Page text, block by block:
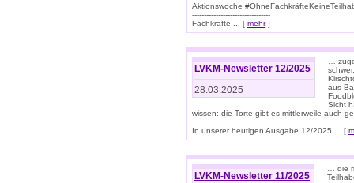
Aktionswoche
---------------------------------
Fachkräfte ... [ mehr]
LVKM-Newsletter 12/2025
28.03.2025
…
aus
Sicht
wissen: die Torte gibt es mittlerweile auch
In unserer heutigen Ausgabe 12/2025 ... [
LVKM-Newsletter 11/2025
… die